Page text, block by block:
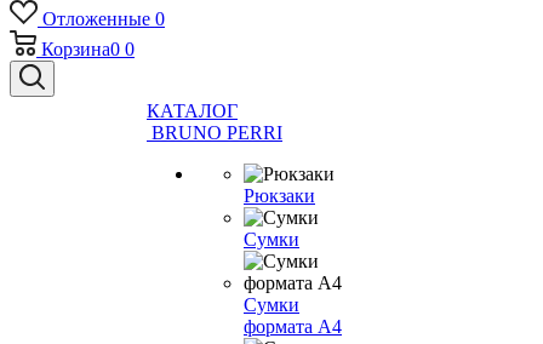
Отложенные 0
Корзина0 0
КАТАЛОГ
BRUNO PERRI
Рюкзаки
Сумки
Сумки
формата А4